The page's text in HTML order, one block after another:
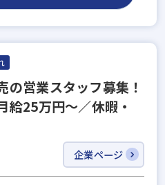
営業スタッフ募集！
25万円～／休暇・
企業ページ